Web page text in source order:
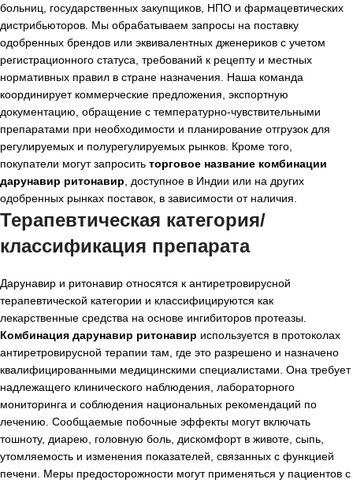
больниц, государственных закупщиков, НПО и фармацевтических
дистрибьюторов. Мы обрабатываем запросы на поставку
одобренных брендов или эквивалентных дженериков с учетом
регистрационного статуса, требований к рецепту и местных
нормативных правил в стране назначения. Наша команда
координирует коммерческие предложения, экспортную
документацию, обращение с температурно-чувствительными
препаратами при необходимости и планирование отгрузок для
регулируемых и полурегулируемых рынков. Кроме того,
покупатели могут запросить торговое название комбинации
дарунавир ритонавир , доступное в Индии или на других
одобренных рынках поставок, в зависимости от наличия.
Терапевтическая категория/
классификация препарата
Дарунавир и ритонавир относятся к антиретровирусной
терапевтической категории и классифицируются как
лекарственные средства на основе ингибиторов протеазы.
Комбинация дарунавир ритонавир используется в протоколах
антиретровирусной терапии там, где это разрешено и назначено
квалифицированными медицинскими специалистами. Она требует
надлежащего клинического наблюдения, лабораторного
мониторинга и соблюдения национальных рекомендаций по
лечению. Сообщаемые побочные эффекты могут включать
тошноту, диарею, головную боль, дискомфорт в животе, сыпь,
утомляемость и изменения показателей, связанных с функцией
печени. Меры предосторожности могут применяться у пациентов с